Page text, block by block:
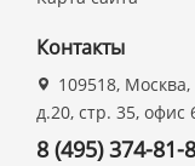
Контакты
109518,
д.20, стр. 35, офис
8 (495) 374-81-